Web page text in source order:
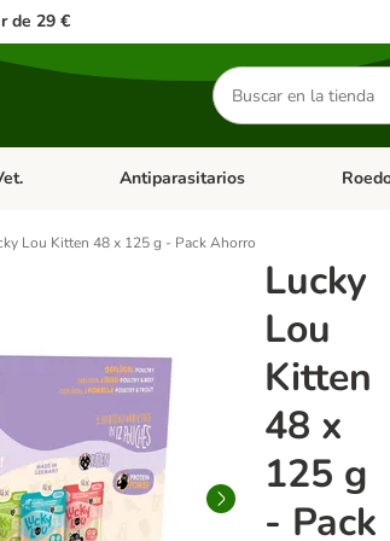
de 29 €
Buscar
productos
abierto: Gatos
Menú de categoria abierto: Dieta Vet.
Antiparasitarios Menú
Lou Kitten 48 x 125 g - Pack Ahorro
Lucky
Lou
Kitten
48 x
125 g
- Pack